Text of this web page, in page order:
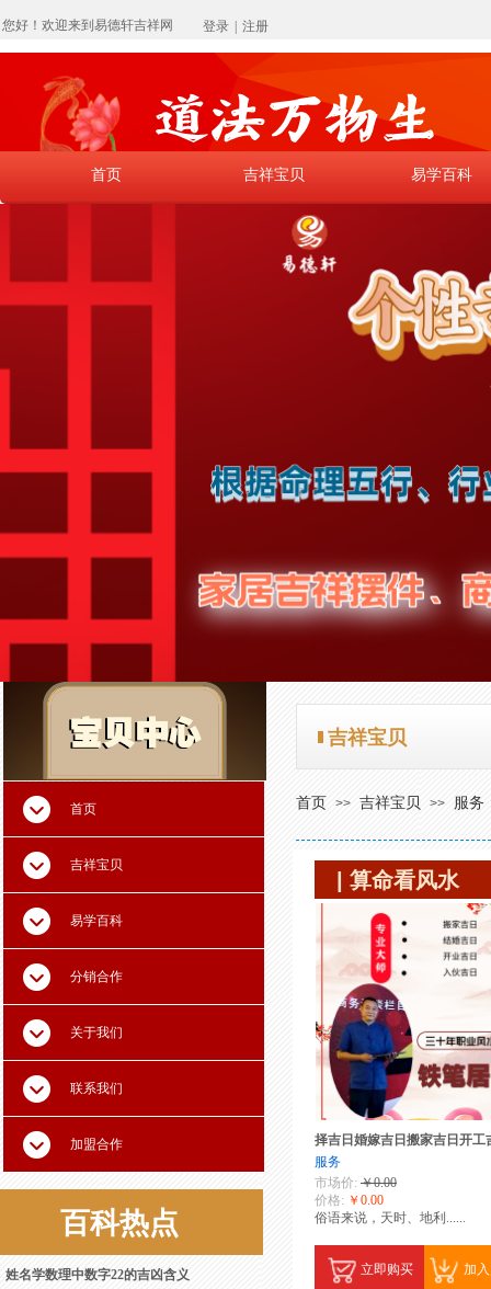
您好！欢迎来到易德轩吉祥网 登录 注册
首页 吉祥宝贝 易学百科
首页
吉祥宝贝
易学百科
分销合作
关于我们
联系我们
加盟合作
吉祥宝贝
吉祥宝贝
首页 >> 吉祥宝贝 >> 服务
择吉日婚嫁吉日搬家吉日开工
服务
市场价: ￥0.00
价格: ￥0.00
俗语来说，天时、地利......
立即购买 加
| 算命看风水
百科热点
姓名学数理中数字22的吉凶含义